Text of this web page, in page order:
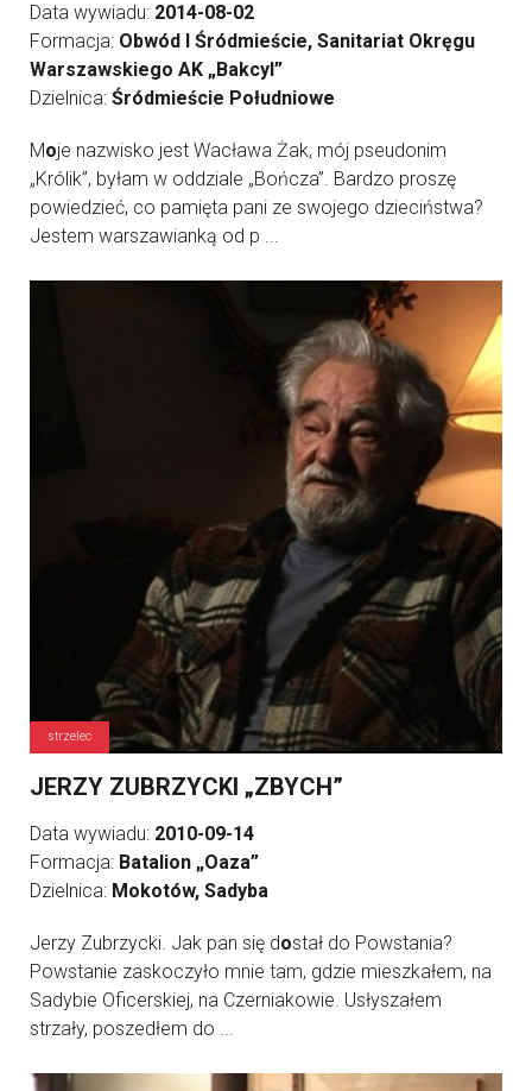
Data wywiadu: 2014-08-02
Formacja: Obwód I Śródmieście, Sanitariat Okręgu
Warszawskiego AK „Bakcyl”
Dzielnica: Śródmieście Południowe
Moje nazwisko jest Wacława Żak, mój pseudonim
„Królik”, byłam w oddziale „Bończa”. Bardzo proszę
powiedzieć, co pamięta pani ze swojego dzieciństwa?
Jestem warszawianką od p ...
strzelec
JERZY ZUBRZYCKI „ZBYCH”
Data wywiadu: 2010-09-14
Formacja: Batalion „Oaza”
Dzielnica: Mokotów, Sadyba
Jerzy Zubrzycki. Jak pan się dostał do Powstania?
Powstanie zaskoczyło mnie tam, gdzie mieszkałem, na
Sadybie Oficerskiej, na Czerniakowie. Usłyszałem
strzały, poszedłem do ...